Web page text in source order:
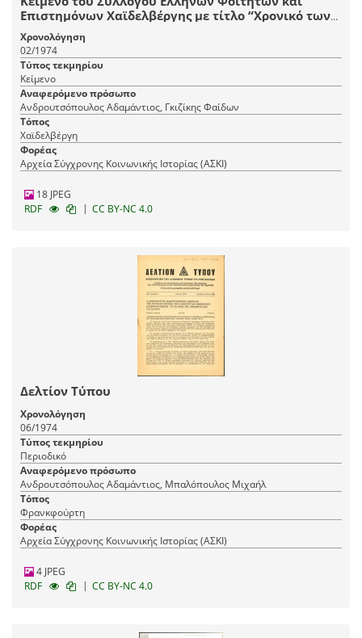
Επιστημόνων Χαϊδελβέργης με τίτλο “Χρονικό των
τελευταίων γεγονότων στην Ελλάδα”
Χρονολόγηση
02/1974
Τύπος τεκμηρίου
Κείμενο
Αναφερόμενο πρόσωπο
Ανδρουτσόπουλος Αδαμάντιος, Γκιζίκης Φαίδων
Τόπος
Χαϊδελβέργη
Φορέας
Αρχεία Σύγχρονης Κοινωνικής Ιστορίας (ΑΣΚΙ)
18 JPEG
RDF
| CC BY-NC 4.0
Δελτίον Τύπου
Χρονολόγηση
06/1974
Τύπος τεκμηρίου
Περιοδικό
Αναφερόμενο πρόσωπο
Ανδρουτσόπουλος Αδαμάντιος, Μπαλόπουλος Μιχαήλ
Τόπος
Φρανκφούρτη
Φορέας
Αρχεία Σύγχρονης Κοινωνικής Ιστορίας (ΑΣΚΙ)
4 JPEG
RDF
| CC BY-NC 4.0